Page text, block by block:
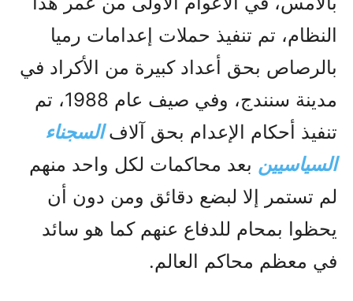
النظام، تم تنفيذ حملات إعدامات رميا
بالرصاص بحق أعداد کبيرة من الأکراد في
مدينة سنندج، وفي صيف عام 1988، تم
تنفيذ أحكام الإعدام بحق آلافالسجناء
السياسيين بعد محاکمات لكل واحد منهم
لم تستمر إلا لبضع دقائق ومن دون أن
يحظوا بمحام للدفاع عنهم کما هو سائد
في معظم محاکم العالم.